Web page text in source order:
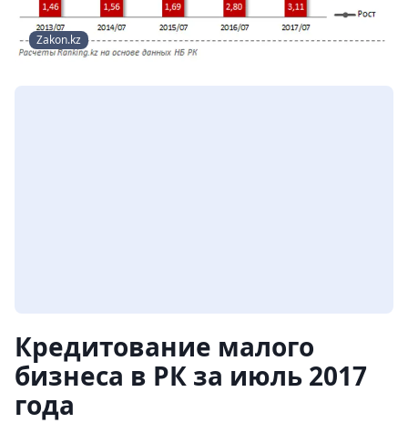
Zakon.kz
Кредитование малого
бизнеса в РК за июль 2017
года